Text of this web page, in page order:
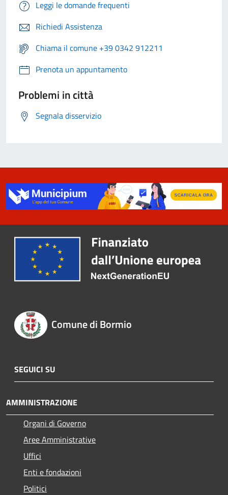
Leggi le domande frequenti
Richiedi Assistenza
Chiama il comune +39 0342 912211
Prenota un appuntamento
Problemi in città
Segnala disservizio
Comune di Bormio
SEGUICI SU
AMMINISTRAZIONE
Organi di Governo
Aree Amministrative
Uffici
Enti e fondazioni
Politici